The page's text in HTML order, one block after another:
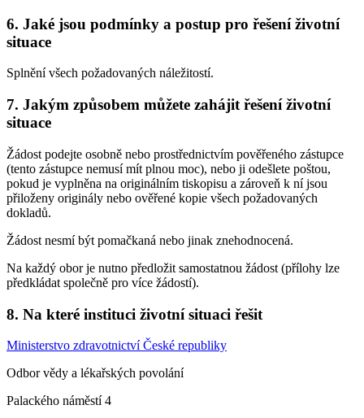
6. Jaké jsou podmínky a postup pro řešení životní
situace
Splnění všech požadovaných náležitostí.
7. Jakým způsobem můžete zahájit řešení životní
situace
Žádost podejte osobně nebo prostřednictvím pověřeného zástupce
(tento zástupce nemusí mít plnou moc), nebo ji odešlete poštou,
pokud je vyplněna na originálním tiskopisu a zároveň k ní jsou
přiloženy originály nebo ověřené kopie všech požadovaných
dokladů.
Žádost nesmí být pomačkaná nebo jinak znehodnocená.
Na každý obor je nutno předložit samostatnou žádost (přílohy lze
předkládat společně pro více žádostí).
8. Na které instituci životní situaci řešit
Ministerstvo zdravotnictví České republiky
Odbor vědy a lékařských povolání
Palackého náměstí 4